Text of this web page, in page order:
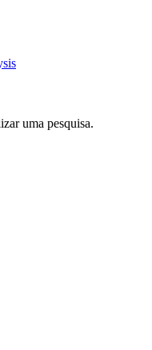
uma pesquisa.